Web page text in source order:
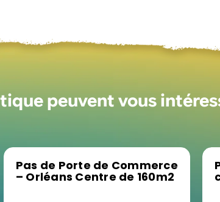
peuvent vous
Pas de Porte de Commerce
– Orléans Centre de 160m2